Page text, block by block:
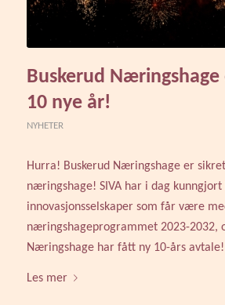
Buskerud
10 nye år!
NYHETER
Hurra! Buskerud Næringshage er
næringshage! SIVA har i dag kunngjort
innovasjonsselskaper som får være
næringshageprogrammet 2023-2032,
Næringshage har fått ny 10-års
Les mer